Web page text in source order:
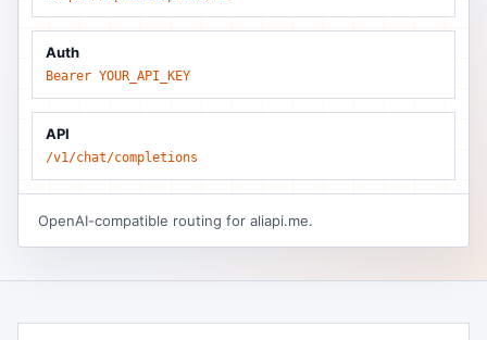
Auth
Bearer YOUR_API_KEY
API
/v1/chat/completions
OpenAI-compatible routing for aliapi.me.